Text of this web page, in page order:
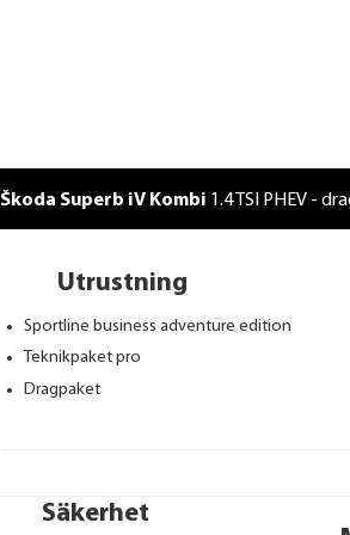
Škoda Superb iV Kombi 1.4 TSI PHEV -
Utrustning
Sportline business adventure edition
Teknikpaket pro
Dragpaket
Säkerhet